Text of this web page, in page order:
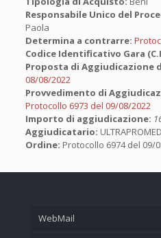
Responsabile Unico del
Paola
Determina a contrarre:
Codice Identificativo Gara
Proposta di Aggiudicazione
08/08/2022
Provvedimento di
Protocollo 6973 del 09/08/2022
Importo di aggiudicazione:
Aggiudicatario:
Ordine: Protocollo 6974 del 09/
WebMail